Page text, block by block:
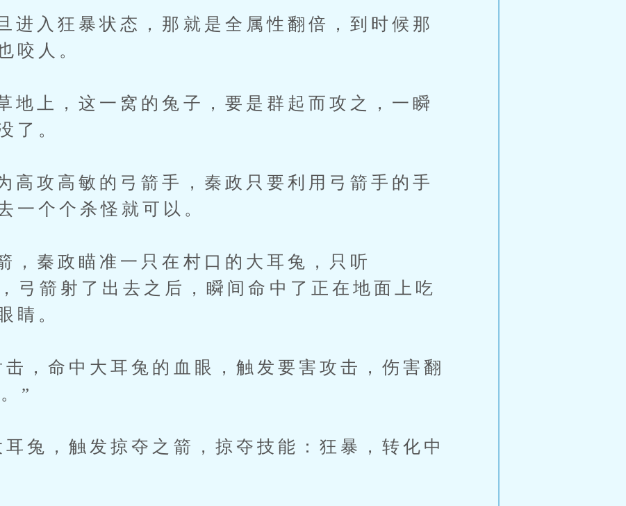
狂暴状态，那就是全属性翻倍，到时候那
咬人。
，这一窝的兔子，要是群起而攻之，一瞬
了。
高敏的弓箭手，秦政只要利用弓箭手的手
一个个杀怪就可以。
政瞄准一只在村口的大耳兔，只听
弓箭射了出去之后，瞬间命中了正在地面上吃
睛。
命中大耳兔的血眼，触发要害攻击，伤害翻
”
，触发掠夺之箭，掠夺技能：狂暴，转化中